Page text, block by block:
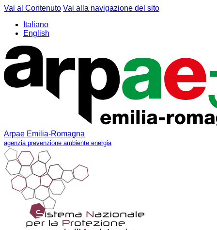
Vai al Contenuto Vai alla navigazione del sito
Italiano
English
Arpae Emilia-Romagna
agenzia prevenzione ambiente energia